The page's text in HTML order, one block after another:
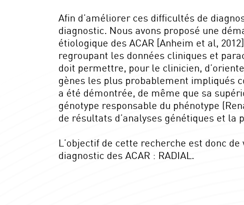
Afin d’améliorer ces difficultés de
diagnostic. Nous avons proposé une
étiologique des ACAR [Anheim et al,
regroupant les données cliniques et
doit permettre, pour le clinicien,
gènes les plus probablement impliqués
a été démontrée, de même que sa
génotype responsable du phénotype
de résultats d’analyses génétiques et
L’objectif de cette recherche est donc
diagnostic des ACAR : RADIAL.